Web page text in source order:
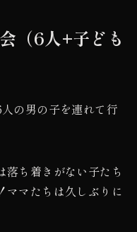
（6人+子ども
の男の子を連れて行
ち着きがない子たち
ママたちは久しぶりに